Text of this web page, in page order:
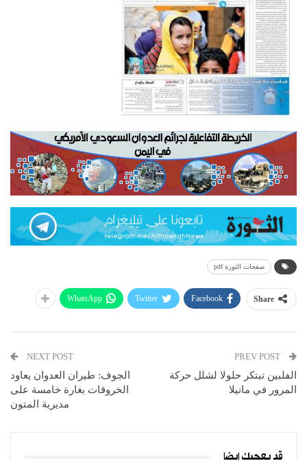
صفحات الثورة pdf
Share
Facebook
Twitter
WhatsApp
الفلبين تبتكر حلولا لشلل حركة
المرور في مانيلا
NEXT POST
الجوف: طيران العدوان يعاود
الخروقات بغارة خامسة على
مديرية المتون